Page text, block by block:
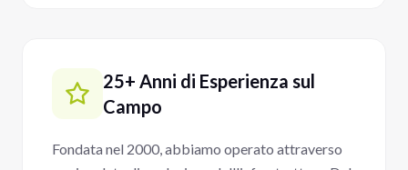
25+ Anni di Esperienza sul
Campo
Fondata nel 2000, abbiamo operato attraverso